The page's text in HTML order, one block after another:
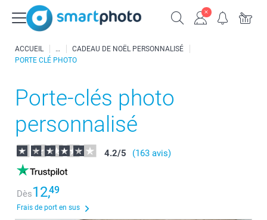
ACCUEIL
CADEAU DE NOËL PERSONNALISÉ
PORTE CLÉ PHOTO
Porte-clés photo
personnalisé
4.2/5 (163 avis)
Dès12,49
Frais de port en sus